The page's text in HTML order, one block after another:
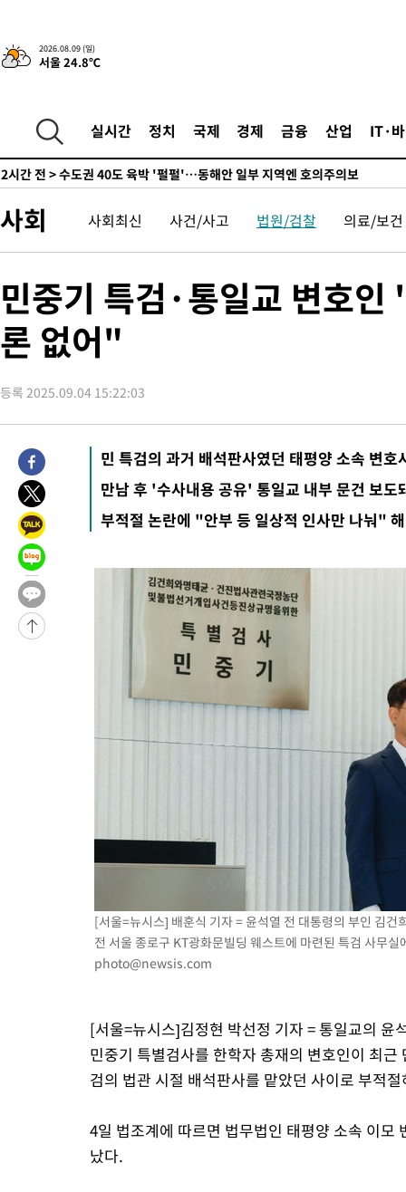
2026.08.09 (일)
서울 24.8℃
실시간 정치 국제 경제 금융 산업 IT·
44.56%
12분 전 >[속보]與 대표 경선 제주·인천 당원투표…金 47.75%·鄭
10.17%
19분 전 >이강인 "아틀레티코 이적 기뻐…등번호 7번 의미보단 팀 위해 뛸
2시간 전 >낮 최고 35도 '무더위'…동해안 시간당 30㎜ '강한 비'[내일날씨]
[속보]이강인 "감독님이 원하는 마음 느꼈고, 많은 트로피 원해 아
티코 이적"
2시간 전 >수도권 40도 육박 '펄펄'…동해안 일부 지역엔 호의주의보
4시간 전 >
강릉에 시간당 81.4㎜ 물폭탄…도로 잠기고 담벼락 붕괴
5시간 전 >백운산서 80년근 천종산삼 9뿌리 발견…감정가 1.3억원
6시간 전 >남자 농구, 나고야 아시안게임서 '홈팀' 일본과 한일전
6시간 전 >여수 오동도 해상서 모터보트 전복…1명 사망·1명 실종
7시간 전 > 극한폭염 한풀 꺾이지만…'낮 최고 35도' 무더위, 열대야 계속[다
9시간 전 >[속보]'압수수색·성접대 논란' 축구협회 "실망과 걱정 안겨드려
12시간 전 >'최고 37도' 폭염 지속…강원동해안 최대 150㎜ 비
14시간 전 >
[속보]뉴욕증시 상승 마감…S&P 0.6% 나스닥 1.3%↑
-9006초 전 >
이란 "호르무즈 재개방 합의 근접…美 배상 선행돼야"
-53초 전 >
수·김용 순
-6초 전 >
[속보]김민석, 與 전대 당원투표 누적 득표율 45.42%로 1위… 정청
44.56%
11분 전 >
10.17%
19분 전 >
이강인 "아틀레티코 이적 기뻐…등번호 7번 의미보단 팀 위해 뛸
20분 전 >
[속보]與 당대표 경선, 제주·인천 권리당원 투표 김민석 승리
2시간 전 >
낮 최고 35도 '무더위'…동해안 시간당 30㎜ '강한 비'[내일날씨]
[속보]이강인 "감독님이 원하는 마음 느꼈고, 많은 트로피 원해 아
수도권 40도 육박 '펄펄'…동해안 일부 지역엔 호의주의보
온열질환 사망자 3명 늘어…누적 환자 3000명 돌파
백운산서 80년근 천종산삼 9뿌리 발견…감정가 1.3억원
선재도서 해루질 나섰다 실종 60대, 닷새 만에 숨진 채 발견
여수 오동도 해상서 모터보트 전복…1명 사망·1명 실종
극한폭염 한풀 꺾이지만…'낮 최고 35도' 무더위, 열대야 계속[다
축구협회 "압수수색·성접대 논란 사과…쇄신의 기회로 삼겠다"
[속보]'압수수색·성접대 논란' 축구협회 "실망과 걱정 안겨드려
'최고 37도' 폭염 지속…강원동해안 최대 150㎜ 비
[속보]뉴욕증시 상승 마감…S&P 0.6% 나스닥 1.3%↑
사회 사회최신 사건/사고 법원/검찰 의료/보건
민중기 특검·통일교 변호
론 없어"
등록 2025.09.04 15:22:03
민 특검의 과거 배석판사였던 태평양 소속 변호
만남 후 '수사내용 공유' 통일교 내부 문건 보도
부적절 논란에 "안부 등 일상적 인사만 나눠"
[서울=뉴시스] 배훈식 기자 = 윤석열 전 대통령의 부인 김
전 서울 종로구 KT광화문빌딩 웨스트에 마련된 특검 사무
photo@newsis.com
[서울=뉴시스]김정현 박선정 기자 = 통일교의
민중기 특별검사를 한학자 총재의 변호인이 최
검의 법관 시절 배석판사를 맡았던 사이로 부적
4일 법조계에 따르면 법무법인 태평양 소속 이모
났다.